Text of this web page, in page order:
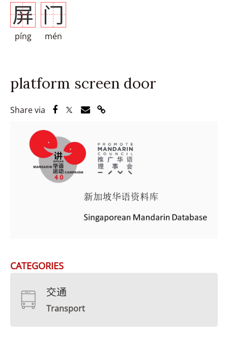
屏
píng
门
mén
platform screen door
Share via Share via Facebook
Share via Twitter
Share via Email
Share via Link
CATEGORIES
交通
Transport